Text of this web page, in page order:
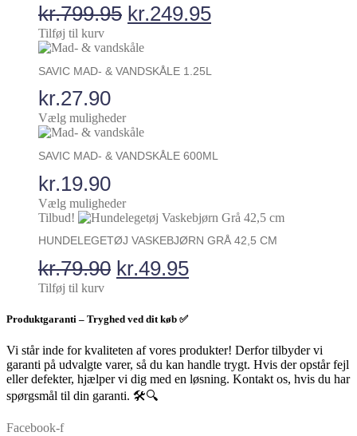
kr.799.95 Den
oprindelige
pris
kr.249.95Den
Tilføj til kurv
SAVIC MAD- & VANDSKÅLE 1.25L
kr.27.90
Vælg muligheder
Dette
har
flere
varianter.
Mulighederne
kan
på
varesiden
SAVIC MAD- & VANDSKÅLE 600ML
kr.19.90
Vælg muligheder
Dette
har
flere
varianter.
Mulighederne
kan
på
varesiden
Tilbud!
HUNDELEGETØJ VASKEBJØRN GRÅ 42,5 CM
kr.79.90 Den
pris
var:
kr.79.90.
kr.49.95Den
er:
kr.49.95.
Tilføj til kurv
Produktgaranti – Tryghed ved dit køb ✅
Vi står inde for kvaliteten af vores produkter! Derfor tilbyder vi
garanti på udvalgte varer, så du kan handle trygt. Hvis der opstår fejl
eller defekter, hjælper vi dig med en løsning. Kontakt os, hvis du har
spørgsmål til din garanti. 🛠️🔍
Facebook-f